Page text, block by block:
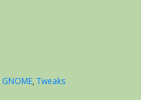
GNOME, Tweaks